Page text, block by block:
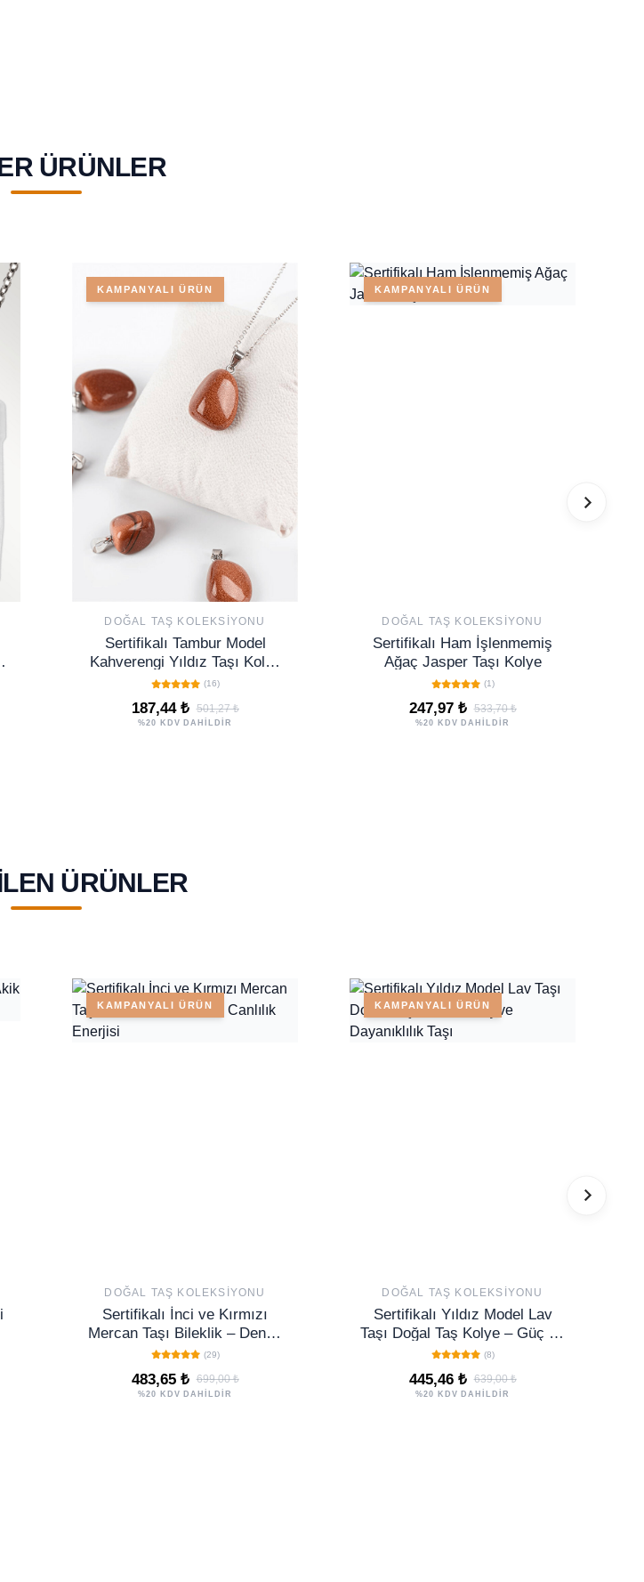
ÜRÜNLER
KAMPANYALI ÜRÜN
DOĞAL TAŞ KOLEKSIYONU
Sertifikalı Tambur Model
Kahverengi Yıldız Taşı Kolye
(GÜMÜŞ APARATLI)
(16)
187,44 ₺ 501,27 ₺
%20 KDV DAHİLDİR
KAMPANYALI ÜRÜN
DOĞAL TAŞ KOLEKSIYONU
Sertifikalı Ham İşlenmemiş
Ağaç Jasper Taşı Kolye
(1)
247,97 ₺ 533,70 ₺
%20 KDV DAHİLDİR
ÜRÜNLER
KAMPANYALI ÜRÜN
DOĞAL TAŞ KOLEKSIYONU
Sertifikalı İnci ve Kırmızı
Mercan Taşı Bileklik – Denge
ve Canlılık Enerjisi
(29)
483,65 ₺ 699,00 ₺
%20 KDV DAHİLDİR
KAMPANYALI ÜRÜN
DOĞAL TAŞ KOLEKSIYONU
Sertifikalı Yıldız Model Lav
Taşı Doğal Taş Kolye – Güç ve
Dayanıklılık Taşı
(8)
445,46 ₺ 639,00 ₺
%20 KDV DAHİLDİR